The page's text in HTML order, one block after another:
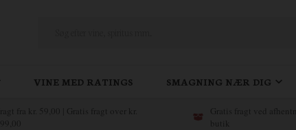
VINE MED RATINGS SMAGNING NÆR DIG
Fragt fra kr. 59,00 | Gratis fragt over kr.
999,00
Gratis fragt ved
butik